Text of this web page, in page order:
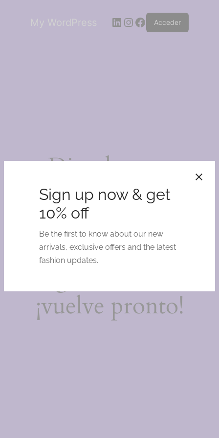
Sign up now & get
10% off
Be the first to know about our new
arrivals, exclusive offers and the latest
fashion updates.
My WordPress LinkedIn
Instagram
Facebook
Acceder
¡Disculpa este
desastre!
Estamos
trabajando en
¡vuelve pronto!